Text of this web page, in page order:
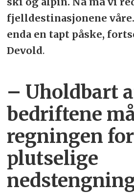
fjelldestinasjonene
enda en tapt påske,
Devold.
– Uholdbart
bedriftene
regningen for
plutselige